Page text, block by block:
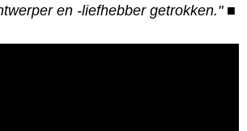
en -liefhebber getrokken." ■